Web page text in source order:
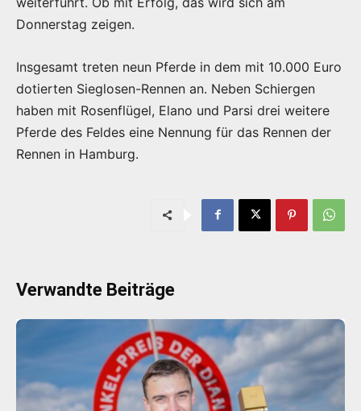
Donnerstag zeigen.
Insgesamt treten neun Pferde in dem mit 10.000 Euro
dotierten Sieglosen-Rennen an. Neben Schiergen
haben mit Rosenflügel, Elano und Parsi drei weitere
Pferde des Feldes eine Nennung für das Rennen der
Rennen in Hamburg.
Verwandte Beiträge